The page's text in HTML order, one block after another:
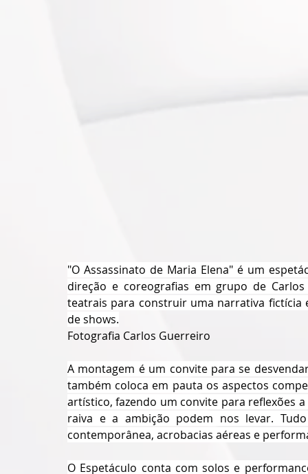
"O Assassinato de Maria Elena" é um
direção e coreografias em grupo de
teatrais para construir uma narrativa
de shows.
Fotografia Carlos Guerreiro
A montagem é um convite para se
também coloca em pauta os aspectos
artístico, fazendo um convite para reflexões
raiva e a ambição podem nos levar.
contemporânea, acrobacias aéreas e
O Espetáculo conta com solos e